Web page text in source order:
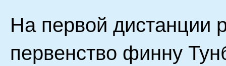
На первой дистанции
первенство финну